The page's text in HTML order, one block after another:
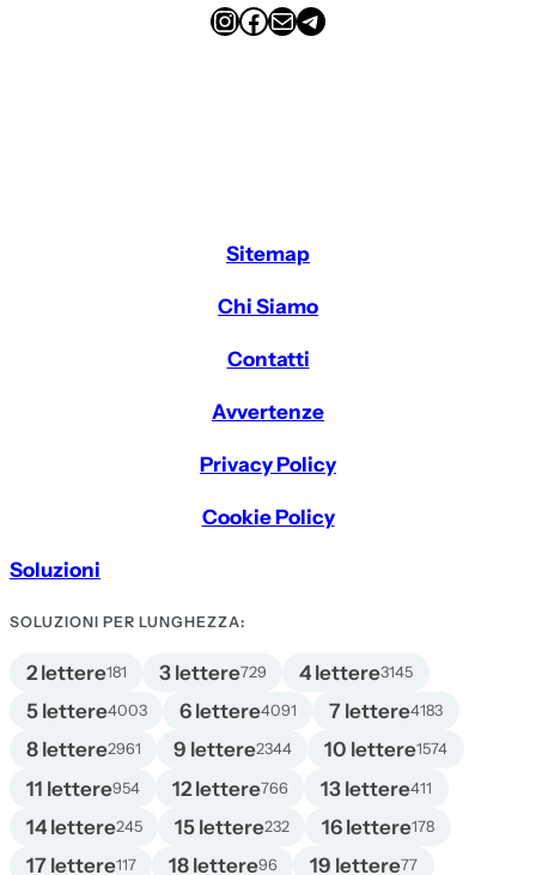
InstagramFacebook Email Telegram
Sitemap
Chi Siamo
Contatti
Avvertenze
Privacy Policy
Cookie Policy
Soluzioni
SOLUZIONI PER LUNGHEZZA:
2 lettere181 3 lettere729 4 lettere3145
5 lettere4003 6 lettere4091 7 lettere4183
8 lettere2961 9 lettere2344 10 lettere1574
11 lettere954 12 lettere766 13 lettere411
14 lettere245 15 lettere232 16 lettere178
17 lettere117 18 lettere96 19 lettere77